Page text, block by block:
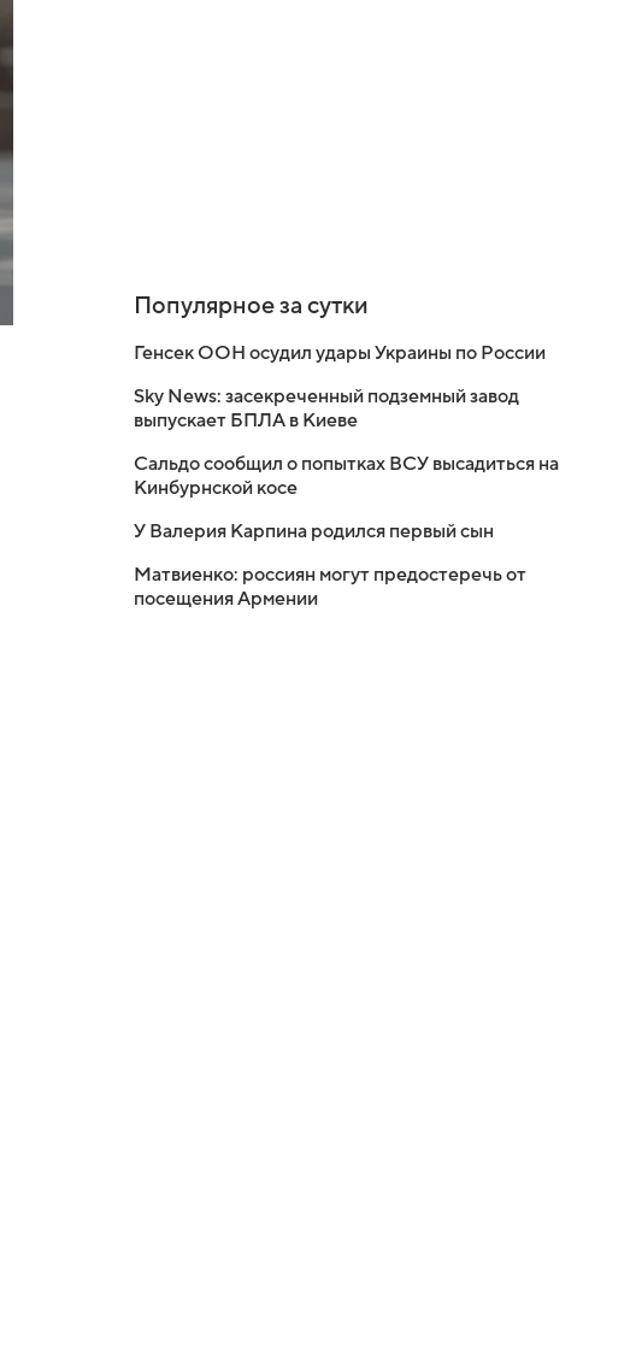
Популярное за сутки
Генсек ООН осудил удары Украины по России
Sky News: засекреченный подземный завод
выпускает БПЛА в Киеве
Сальдо сообщил о попытках ВСУ высадиться на
Кинбурнской косе
У Валерия Карпина родился первый сын
Матвиенко: россиян могут предостеречь от
посещения Армении